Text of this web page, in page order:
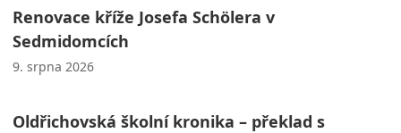
Renovace kříže Josefa Schölera v
Sedmidomcích
9. srpna 2026
Oldřichovská školní kronika – překlad s